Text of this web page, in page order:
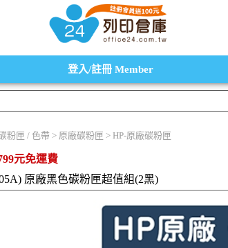
水匣,原廠碳粉匣，副廠碳粉匣，環保碳粉匣,連續供墨印表機-
登入/註冊 Member
粉匣 / 色帶 > 原廠碳粉匣 > HP-原廠碳粉匣
元免運費
原廠黑色碳粉匣超值組(2黑)